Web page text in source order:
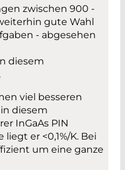
zwischen 900 -
gute Wahl
- abgesehen
diesem
viel besseren
diesem
InGaAs PIN
er <0,1%/K. Bei
um eine ganze